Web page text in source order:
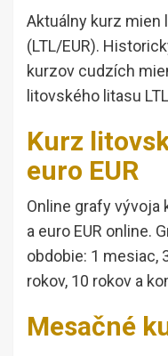
Aktuálny kurz mien
(LTL/EUR).
kurzov cudzích
litovského litasu
Kurz
euro EUR
Online grafy vývoja
a euro EUR online.
obdobie: 1 mesiac,
rokov, 10 rokov a
Mesačné